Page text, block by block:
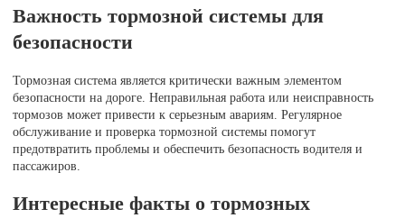
Важность тормозной системы для
безопасности
Тормозная система является критически важным элементом
безопасности на дороге. Неправильная работа или неисправность
тормозов может привести к серьезным авариям. Регулярное
обслуживание и проверка тормозной системы помогут
предотвратить проблемы и обеспечить безопасность водителя и
пассажиров.
Интересные факты о тормозных